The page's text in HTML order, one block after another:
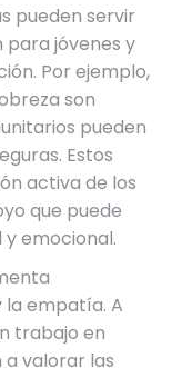
pueden servir
jóvenes y
Por ejemplo,
son
pueden
Estos
activa de los
que puede
emocional.
empatía. A
trabajo en
valorar las